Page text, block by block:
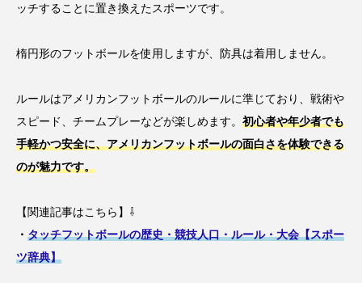
ッチすることに置き換えたスポーツです。
楕円形のフットボールを使用しますが、防具は着用しません。
ルールはアメリカンフットボールのルールに準じており、戦術や
スピード、チームプレーなどが楽しめます。 初心者や年少者でも
手軽かつ安全に、アメリカンフットボールの面白さを体験できる
のが魅力です。
【関連記事はこちら】⇩
・ タッチフットボールの歴史・競技人口・ルール・大会【スポー
ツ辞典】